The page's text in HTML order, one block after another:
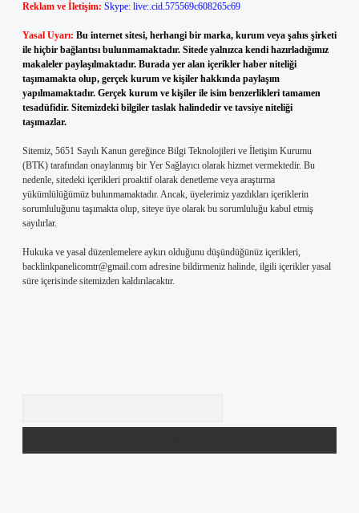
Reklam ve İletişim: Skype: live:.cid.575569c608265c69
Yasal Uyarı: Bu internet sitesi, herhangi bir marka, kurum veya şahıs şirketi
ile hiçbir bağlantısı bulunmamaktadır. Sitede yalnızca kendi hazırladığımız
makaleler paylaşılmaktadır. Burada yer alan içerikler haber niteliği
taşımamakta olup, gerçek kurum ve kişiler hakkında paylaşım
yapılmamaktadır. Gerçek kurum ve kişiler ile isim benzerlikleri tamamen
tesadüfidir. Sitemizdeki bilgiler taslak halindedir ve tavsiye niteliği
taşımazlar.
Sitemiz, 5651 Sayılı Kanun gereğince Bilgi Teknolojileri ve İletişim Kurumu
(BTK) tarafından onaylanmış bir Yer Sağlayıcı olarak hizmet vermektedir. Bu
nedenle, sitedeki içerikleri proaktif olarak denetleme veya araştırma
yükümlülüğümüz bulunmamaktadır. Ancak, üyelerimiz yazdıkları içeriklerin
sorumluluğunu taşımakta olup, siteye üye olarak bu sorumluluğu kabul etmiş
sayılırlar.
Hukuka ve yasal düzenlemelere aykırı olduğunu düşündüğünüz içerikleri,
backlinkpanelicomtr@gmail.com adresine bildirmeniz halinde, ilgili içerikler yasal
süre içerisinde sitemizden kaldırılacaktır.